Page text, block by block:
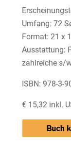
Umfang: 72
Format: 21 x
Ausstattung:
zahlreiche s/
ISBN: 978-3-
€ 15,32 inkl.